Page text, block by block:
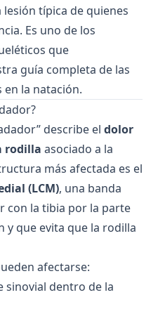
lesión típica de quienes
Es uno de los
que
guía completa de las
en la natación.
describe el dolor
rodilla asociado a la
más afectada es el
(LCM), una banda
con la tibia por la parte
y que evita que la rodilla
afectarse:
sinovial dentro de la